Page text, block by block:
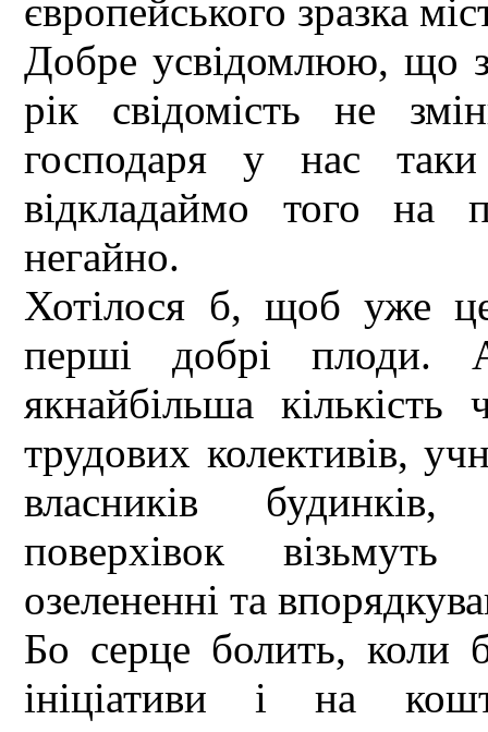
європейського зразка
Добре усвідомлюю, що
рік свідомість не
господаря у нас
відкладаймо того на
негайно.
Хотілося б, щоб уже
перші добрі плоди.
якнайбільша
трудових колективів,
власників будинків,
поверхівок
озелененні та
Бо серце болить, коли
ініціативи і на